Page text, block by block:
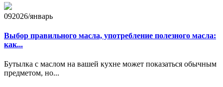
092026/январь
Выбор правильного масла, употребление полезного масла:
как...
Бутылка с маслом на вашей кухне может показаться обычным
предметом, но...